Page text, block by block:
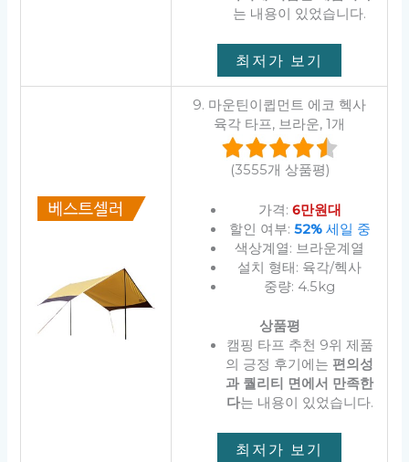
는 내용이 있었습니다.
최저가 보기
9. 마운틴이큅먼트 에코 헥사
육각 타프, 브라운, 1개
(3555개 상품평)
가격: 6만원대
할인 여부: 52%세일 중
색상계열: 브라운계열
설치 형태: 육각/헥사
중량: 4.5kg
상품평
캠핑 타프 추천 9위 제품
의 긍정 후기에는 편의성
과 퀄리티 면에서 만족한
다는 내용이 있었습니다.
최저가 보기